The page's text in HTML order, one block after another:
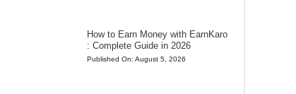
How to Earn Money with EarnKaro
: Complete Guide in 2026
Published On: August 5, 2026